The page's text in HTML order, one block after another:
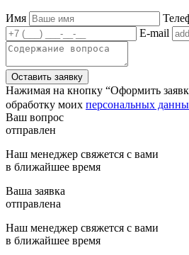
Имя
E-mail
Оставить заявку
Нажимая на кнопку “Оформить
обработку моих персональных
Ваш вопрос
отправлен
Наш менеджер свяжется с вами
в ближайшее время
Ваша заявка
отправлена
Наш менеджер свяжется с вами
в ближайшее время